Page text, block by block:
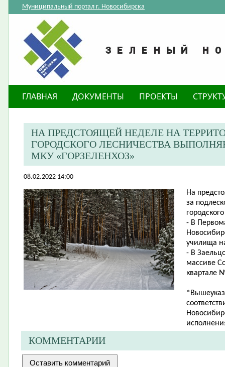
Муниципальный портал г. Новосибирска
ГЛАВНАЯ ДОКУМЕНТЫ ПРОЕКТЫ
НА ПРЕДСТОЯЩЕЙ НЕДЕЛЕ НА
ГОРОДСКОГО ЛЕСНИЧЕСТВА
МКУ «ГОРЗЕЛЕНХОЗ»
08.02.2022 14:00
На
за
- В
училища
- В
массиве
квартале
КОММЕНТАРИИ